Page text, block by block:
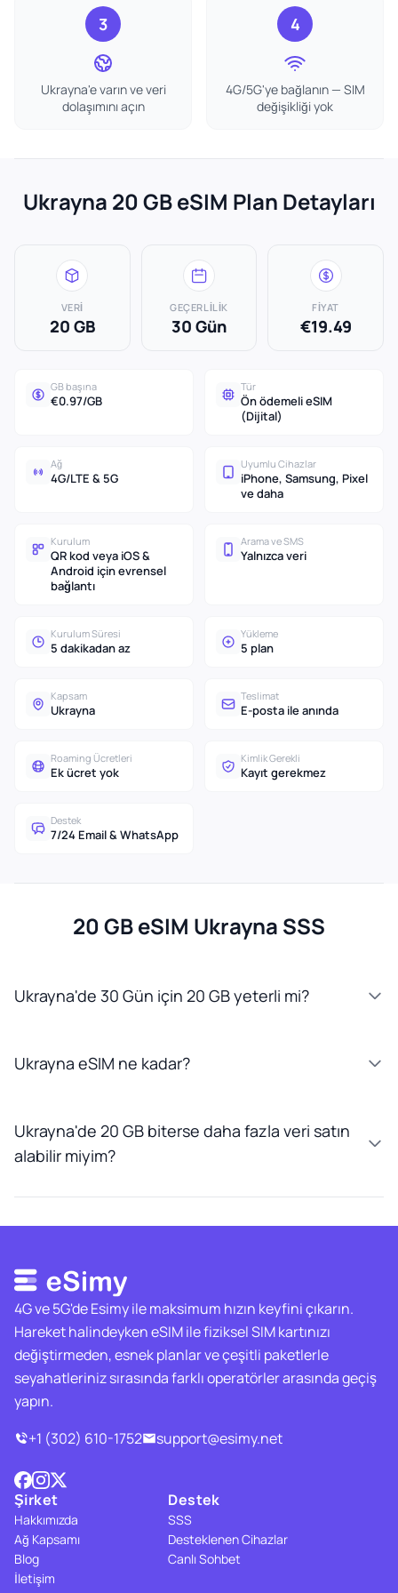
3
Ukrayna'e varın ve veri
dolaşımını açın
4
4G/5G'ye bağlanın — SIM
değişikliği yok
Ukrayna 20 GB eSIM Plan Detayları
VERI
20 GB
GEÇERLILIK
30 Gün
FIYAT
€19.49
GB başına
€0.97/GB
Tür
Ön ödemeli eSIM
(Dijital)
Ağ
4G/LTE & 5G
Uyumlu Cihazlar
iPhone, Samsung, Pixel
ve daha
Kurulum
QR kod veya iOS &
Android için evrensel
bağlantı
Arama ve SMS
Yalnızca veri
Kurulum Süresi
5 dakikadan az
Yükleme
5 plan
Kapsam
Ukrayna
Teslimat
E-posta ile anında
Roaming Ücretleri
Ek ücret yok
Kimlik Gerekli
Kayıt gerekmez
Destek
7/24 Email & WhatsApp
20 GB eSIM Ukrayna SSS
Ukrayna'de 30 Gün için 20 GB yeterli mi?
Ukrayna eSIM ne kadar?
Ukrayna'de 20 GB biterse daha fazla veri satın
alabilir miyim?
4G ve 5G'de Esimy ile maksimum hızın keyfini çıkarın.
Hareket halindeyken eSIM ile fiziksel SIM kartınızı
değiştirmeden, esnek planlar ve çeşitli paketlerle
seyahatleriniz sırasında farklı operatörler arasında geçiş
yapın.
+1 (302) 610-1752
support@esimy.net
Şirket
Hakkımızda
Ağ Kapsamı
Blog
İletişim
Destek
SSS
Desteklenen Cihazlar
Canlı Sohbet